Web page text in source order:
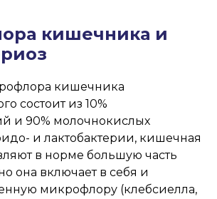
кишечника и
кишечника
состоит из 10%
и 90% молочнокислых
и лактобактерии, кишечная
в норме большую часть
она включает в себя и
микрофлору (клебсиелла,